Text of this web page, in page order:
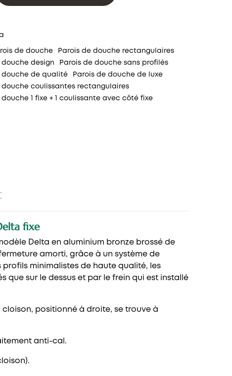
de douche
Parois de douche rectangulaires
douche design
Parois de douche sans profilés
douche de qualité
Parois de douche de luxe
douche coulissantes rectangulaires
douche 1 fixe + 1 coulissante avec côté fixe
fixe
Delta en aluminium bronze brossé de
amorti, grâce à un système de
minimalistes de haute qualité, les
que sur le dessus et par le frein qui est installé
positionné à droite, se trouve à
anti-cal.